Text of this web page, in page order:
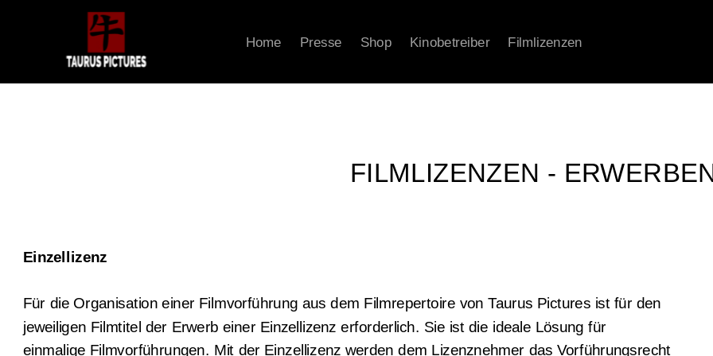
FILMLIZENZEN -
Einzellizenz
Für die Organisation einer Filmvorführung aus dem Filmrepertoire von Taurus Pictures ist für den
jeweiligen Filmtitel der Erwerb einer Einzellizenz erforderlich. Sie ist die ideale Lösung für
einmalige Filmvorführungen. Mit der Einzellizenz werden dem Lizenznehmer das Vorführungsrecht
Home Presse Shop Kinobetreiber Filmlizenzen